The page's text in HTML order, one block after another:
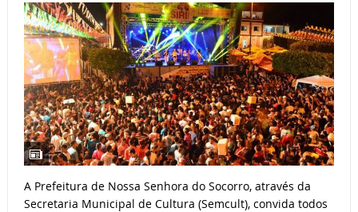
A Prefeitura de Nossa Senhora do Socorro, através da
Secretaria Municipal de Cultura (Semcult), convida todos